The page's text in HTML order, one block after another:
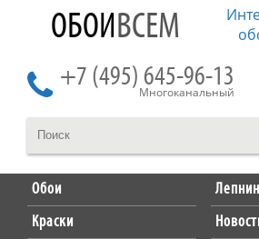
ОБОИВСЕМ
+7 (495) 645-96-13
Многоканальный
Обои
Краски